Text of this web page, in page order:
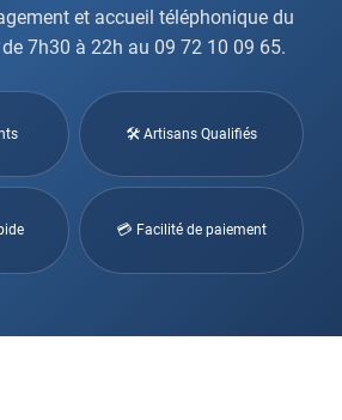
et accueil téléphonique du
7h30 à 22h au 09 72 10 09 65.
🛠 Artisans Qualifiés
💳 Facilité de paiement